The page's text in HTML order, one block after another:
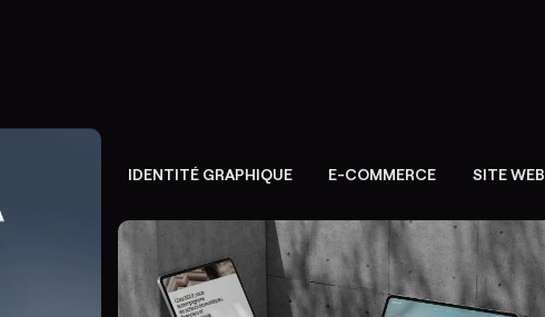
IDENTITÉ GRAPHIQUE E-COMMERCE SITE WEB